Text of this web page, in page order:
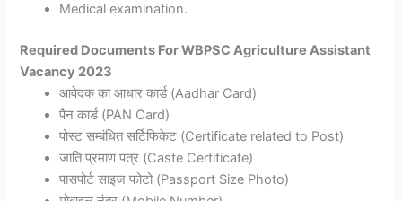
Medical examination.
Required Documents For WBPSC Agriculture Assistant
Vacancy 2023
आवेदक का आधार कार्ड (Aadhar Card)
पैन कार्ड (PAN Card)
पोस्ट सम्बंधित सर्टिफिकेट (Certificate related to Post)
जाति प्रमाण पत्र (Caste Certificate)
पासपोर्ट साइज फोटो (Passport Size Photo)